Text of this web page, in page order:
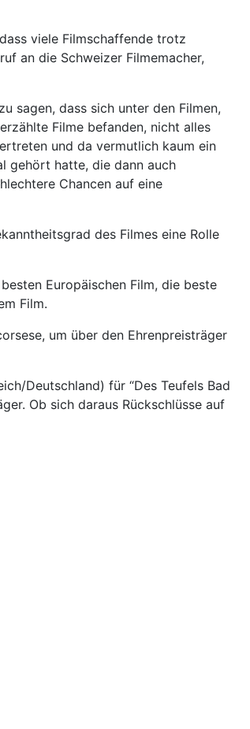
viele Filmschaffende trotz
an die Schweizer Filmemacher,
sagen, dass sich unter den Filmen,
Filme befanden, nicht alles
und da vermutlich kaum ein
gehört hatte, die dann auch
Chancen auf eine
des Filmes eine Rolle
Europäischen Film, die beste
Film.
um über den Ehrenpreisträger
Deutschland) für “Des Teufels Bad
Ob sich daraus Rückschlüsse auf